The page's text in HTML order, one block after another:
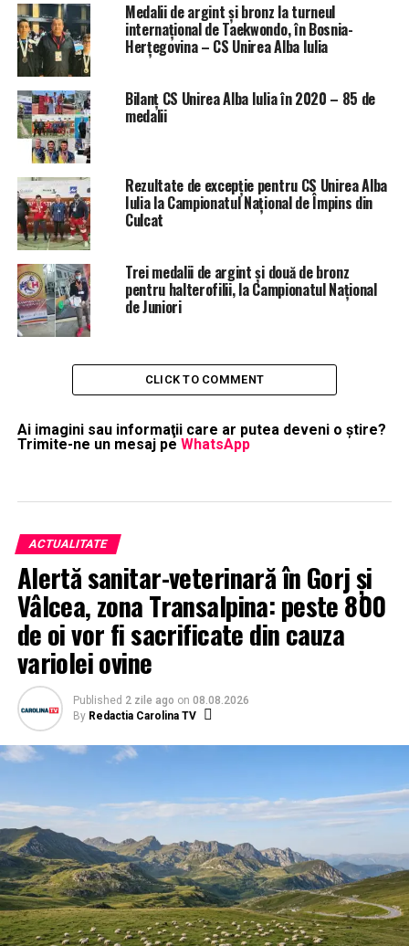
Medalii de argint și bronz la turneul
internațional de Taekwondo, în Bosnia-
Herțegovina – CS Unirea Alba Iulia
Bilanț CS Unirea Alba Iulia în 2020 – 85 de
medalii
Rezultate de excepție pentru CS Unirea Alba
Iulia la Campionatul Național de Împins din
Culcat
Trei medalii de argint și două de bronz
pentru halterofilii, la Campionatul Național
de Juniori
CLICK TO COMMENT
Ai imagini sau informaţii care ar putea deveni o ştire?
Trimite-ne un mesaj pe WhatsApp
ACTUALITATE
Alertă sanitar-veterinară în Gorj și
Vâlcea, zona Transalpina: peste 800
de oi vor fi sacrificate din cauza
variolei ovine
Published 2 zile ago on 08.08.2026
By Redactia Carolina TV